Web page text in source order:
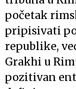
početak
pripisivati
republike,
Grakhi u
pozitivan